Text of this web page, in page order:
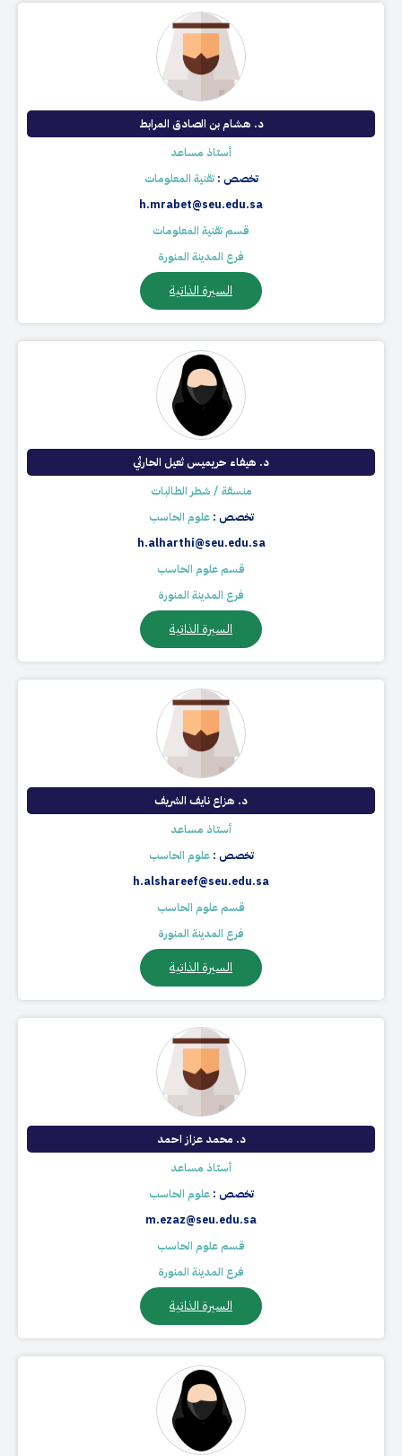
د. هشام بن الصادق المرابط
أستاذ مساعد
تخصص :تقنية المعلومات
h.mrabet@seu.edu.sa
قسم تقنية المعلومات
فرع المدينة المنورة
السيرة الذاتية
د. هيفاء حريميس ثعيل الحارثي
منسقة / شطر الطالبات​​
تخصص :علوم الحاسب
h.alharthi@seu.edu.sa
قسم علوم الحاسب
فرع المدينة المنورة
السيرة الذاتية
د. هزاع نايف الشريف
أستاذ مساعد
تخصص :علوم الحاسب
h.alshareef@seu.edu.sa
قسم علوم الحاسب
فرع المدينة المنورة
السيرة الذاتية
د. محمد عزاز احمد
أستاذ مساعد
تخصص :علوم الحاسب
m.ezaz@seu.edu.sa
قسم علوم الحاسب
فرع المدينة المنورة
السيرة الذاتية